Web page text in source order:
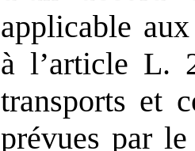
applicable
à l’article L.
transports et
prévues par